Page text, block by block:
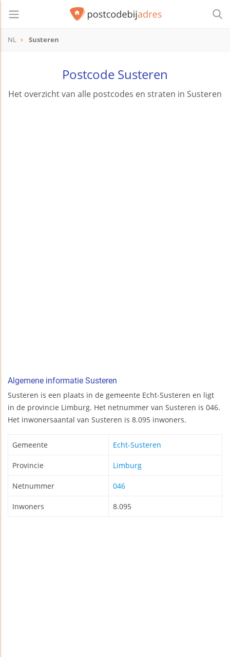
NL Susteren
Postcode Susteren
Het overzicht van alle postcodes en straten in Susteren
Algemene informatie Susteren
Susteren is een plaats in de gemeente Echt-Susteren en ligt
in de provincie Limburg. Het netnummer van Susteren is 046.
Het inwonersaantal van Susteren is 8.095 inwoners.
Gemeente Echt-Susteren
Provincie Limburg
Netnummer 046
Inwoners 8.095